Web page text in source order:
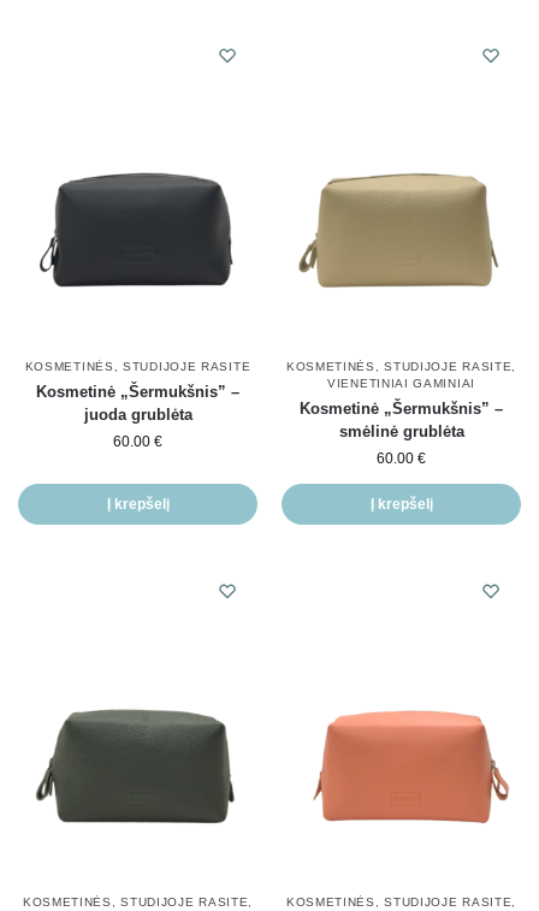
KOSMETINĖS ,STUDIJOJE RASITE
Kosmetinė „Šermukšnis” –
juoda grublėta
60.00 €
Į krepšelį
KOSMETINĖS ,STUDIJOJE RASITE
VIENETINIAI GAMINIAI
Kosmetinė „Šermukšnis” –
smėlinė grublėta
60.00 €
Į krepšelį
KOSMETINĖS ,STUDIJOJE RASITE,
KOSMETINĖS ,STUDIJOJE RASITE,